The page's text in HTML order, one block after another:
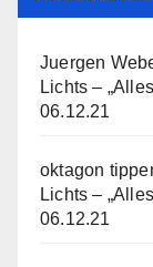
Juergen
Lichts –
06.12.21
oktagon
Lichts –
06.12.21